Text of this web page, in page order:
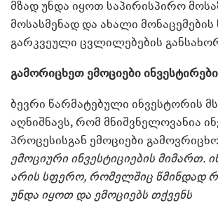
მზად უნდა იყოთ საპირისპირო
მოსასმენად და ახალი
გარკვეული ცვლილებების
გამორიცხეთ ემოციები
ბევრი წარმატებული ინვესტორის
აღნიშნავს, რომ მნიშვნელოვანია
პროცესისგან ემოციები
ემოციური ინვესტიციების მიმართ.
არის სფერო, რომელშიც წმინდად
უნდა იყოთ და ემოციებს თქვენს